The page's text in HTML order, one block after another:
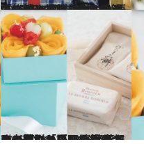
2025.12.5
「後悔の亡霊を今もたくさん引き摺りながら生きている」真逆なのに最強のバディ・ROIROMが語る“選択の哲学”とは
カルチャー
2025.12.6
この冬贈りたい！ 伊藤まさこさんと平野紗季子さんの選ぶ「語りたくなる」贈りもの30選《京都の老舗のからすみ餅から、憧れメゾンのケーキまで…》
贈りもの